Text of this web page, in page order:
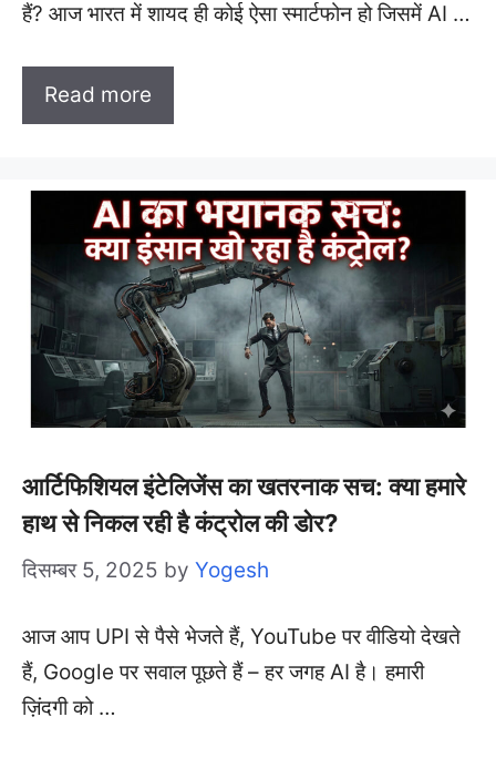
हैं? आज भारत में शायद ही कोई ऐसा स्मार्टफोन हो जिसमें AI …
Read more
आर्टिफिशियल इंटेलिजेंस का खतरनाक सच: क्या हमारे
हाथ से निकल रही है कंट्रोल की डोर?
दिसम्बर 5, 2025 by Yogesh
आज आप UPI से पैसे भेजते हैं, YouTube पर वीडियो देखते
हैं, Google पर सवाल पूछते हैं – हर जगह AI है। हमारी
ज़िंदगी को …